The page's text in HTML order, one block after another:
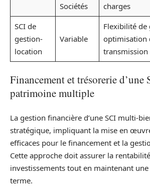
Sociétés
charges
SCI de
gestion-
location
Variable
Flexibilité de
optimisation
transmission
Financement et trésorerie d’une
patrimoine multiple
La gestion financière d’une SCI multi-
stratégique, impliquant la mise en
efficaces pour le financement et la
Cette approche doit assurer la
investissements tout en maintenant
terme.